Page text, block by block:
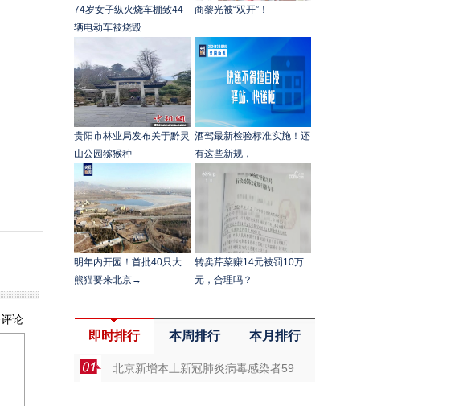
74岁女子纵火烧车棚致44
辆电动车被烧毁
商黎光被“双开”！
贵阳市林业局发布关于黔灵
山公园猕猴种
酒驾最新检验标准实施！还
有这些新规，
明年内开园！首批40只大
熊猫要来北京→
转卖芹菜赚14元被罚10万
元，合理吗？
即时排行 本周排行 本月排行
北京新增本土新冠肺炎病毒感染者59